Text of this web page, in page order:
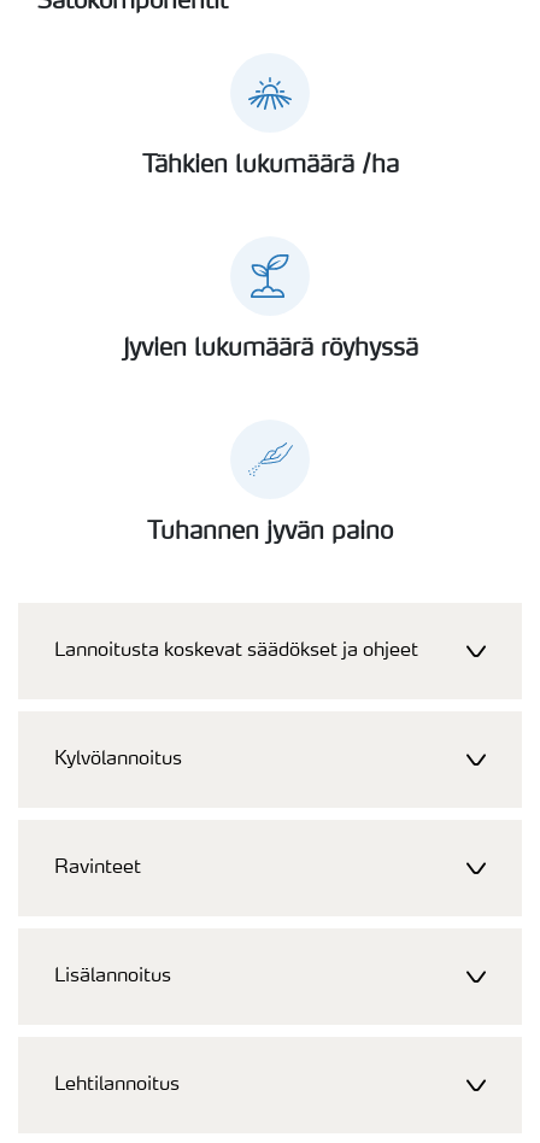
Tähkien lukumäärä /ha
Jyvien lukumäärä röyhyssä
Tuhannen jyvän paino
Lannoitusta koskevat säädökset ja ohjeet
Kylvölannoitus
Ravinteet
Lisälannoitus
Lehtilannoitus